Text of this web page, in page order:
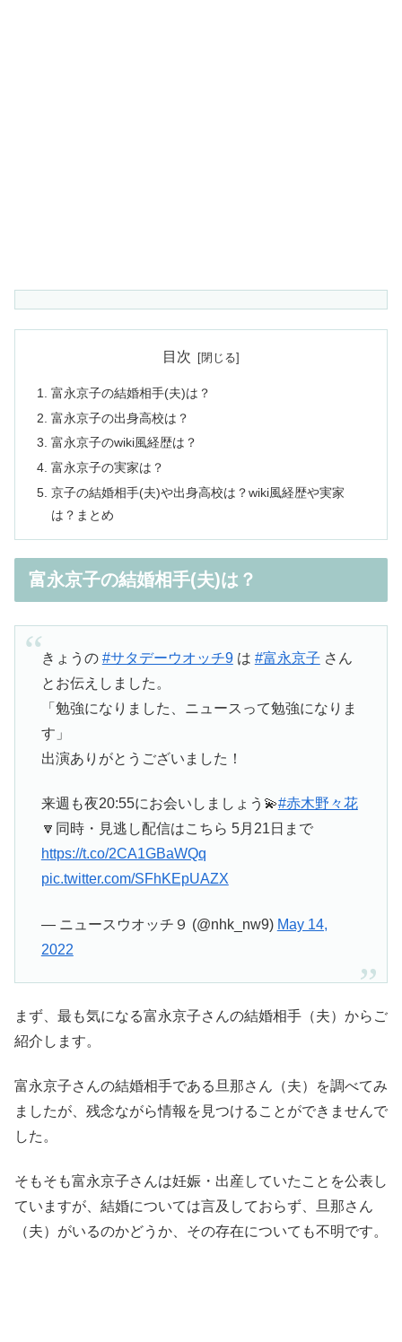
目次
富永京子の結婚相手(夫)は？
富永京子の出身高校は？
富永京子のwiki風経歴は？
富永京子の実家は？
京子の結婚相手(夫)や出身高校は？wiki風経歴や実家
は？まとめ
富永京子の結婚相手(夫)は？
きょうの #サタデーウオッチ9は #富永京子 さん
とお伝えしました。
「勉強になりました、ニュースって勉強になりま
す」
出演ありがとうございました！
来週も夜20:55にお会いしましょう💫#赤木野々花
🔽同時・見逃し配信はこちら 5月21日まで
https://t.co/2CA1GBaWQq
pic.twitter.com/SFhKEpUAZX
— ニュースウオッチ９ (@nhk_nw9) May 14,
2022
まず、最も気になる富永京子さんの結婚相手（夫）からご
紹介します。
富永京子さんの結婚相手である旦那さん（夫）を調べてみ
ましたが、残念ながら情報を見つけることができませんで
した。
そもそも富永京子さんは妊娠・出産していたことを公表し
ていますが、結婚については言及しておらず、旦那さん
（夫）がいるのかどうか、その存在についても不明です。